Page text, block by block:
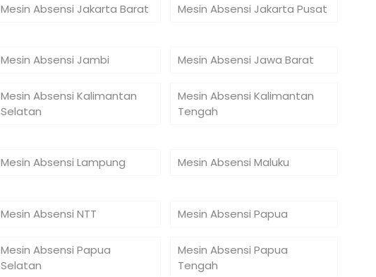
Mesin Absensi Jakarta Barat Mesin Absensi Jakarta Pusat
Mesin Absensi Jambi Mesin Absensi Jawa Barat
Mesin Absensi Kalimantan
Selatan
Mesin Absensi Kalimantan
Tengah
Mesin Absensi Lampung Mesin Absensi Maluku
Mesin Absensi NTT Mesin Absensi Papua
Mesin Absensi Papua
Selatan
Mesin Absensi Papua
Tengah